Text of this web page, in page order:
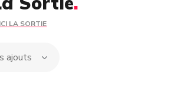
LA SORTIE